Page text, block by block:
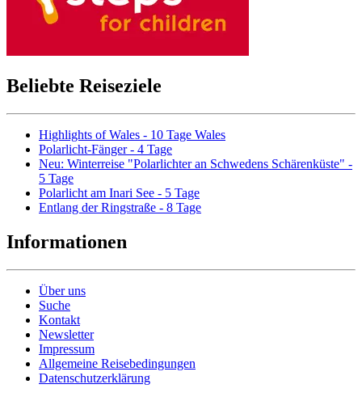
Beliebte Reiseziele
Highlights of Wales - 10 Tage Wales
Polarlicht-Fänger - 4 Tage
Neu: Winterreise "Polarlichter an Schwedens Schärenküste" -
5 Tage
Polarlicht am Inari See - 5 Tage
Entlang der Ringstraße - 8 Tage
Informationen
Über uns
Suche
Kontakt
Newsletter
Impressum
Allgemeine Reisebedingungen
Datenschutzerklärung